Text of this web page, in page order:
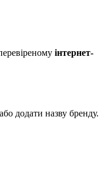
інтернет-
додати назву бренду.